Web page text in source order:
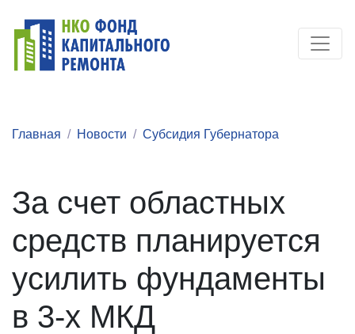
Главная Новости Субсидия Губернатора
За счет областных
средств планируется
усилить фундаменты
в 3-х МКД